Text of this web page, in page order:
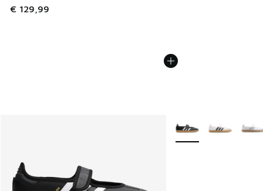
€ 129,99
Weitere Farben